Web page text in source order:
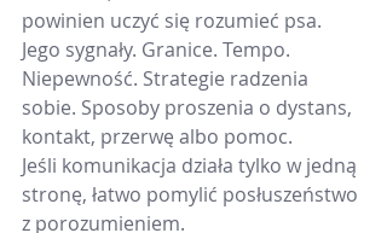
powinien uczyć się rozumieć psa.
Jego sygnały. Granice. Tempo.
Niepewność. Strategie radzenia
sobie. Sposoby proszenia o dystans,
kontakt, przerwę albo pomoc.
Jeśli komunikacja działa tylko w jedną
stronę, łatwo pomylić posłuszeństwo
z porozumieniem.